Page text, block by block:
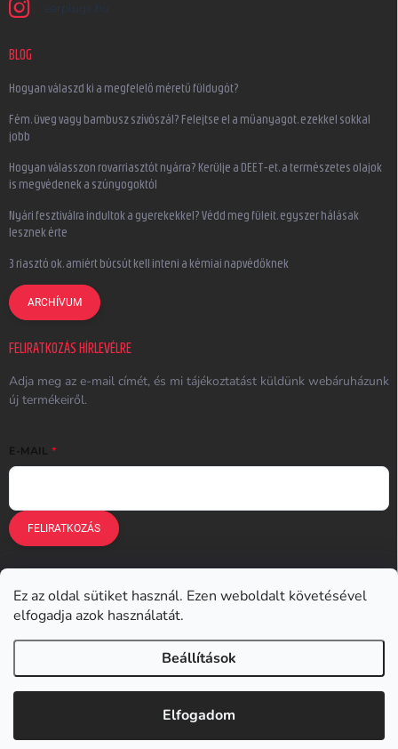
Ez az oldal sütiket használ. Ezen weboldalt követésével
elfogadja azok használatát.
Beállítások
Elfogadom
earplugs.hu
BLOG
Hogyan válaszd ki a megfelelő méretű füldugót?
Fém, üveg vagy bambusz szívószál? Felejtse el a műanyagot, ezekkel sokkal
jobb
Hogyan válasszon rovarriasztót nyárra? Kerülje a DEET-et, a természetes olajok
is megvédenek a szúnyogoktól
Nyári fesztiválra indultok a gyerekekkel? Védd meg füleit, egyszer hálásak
lesznek érte
3 riasztó ok, amiért búcsút kell inteni a kémiai napvédőknek
ARCHÍVUM
FELIRATKOZÁS HÍRLEVÉLRE
Adja meg az e-mail címét, és mi tájékoztatást küldünk webáruházunk
új termékeiről.
E-MAIL
FELIRATKOZÁS
Earplugs.cz Earplugs.sk
Earplugs.at Earplugs.ro Lunesto.cz
Earplugs.hu . Minden jog fenntartva.